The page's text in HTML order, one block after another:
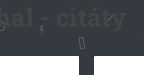
- citáty